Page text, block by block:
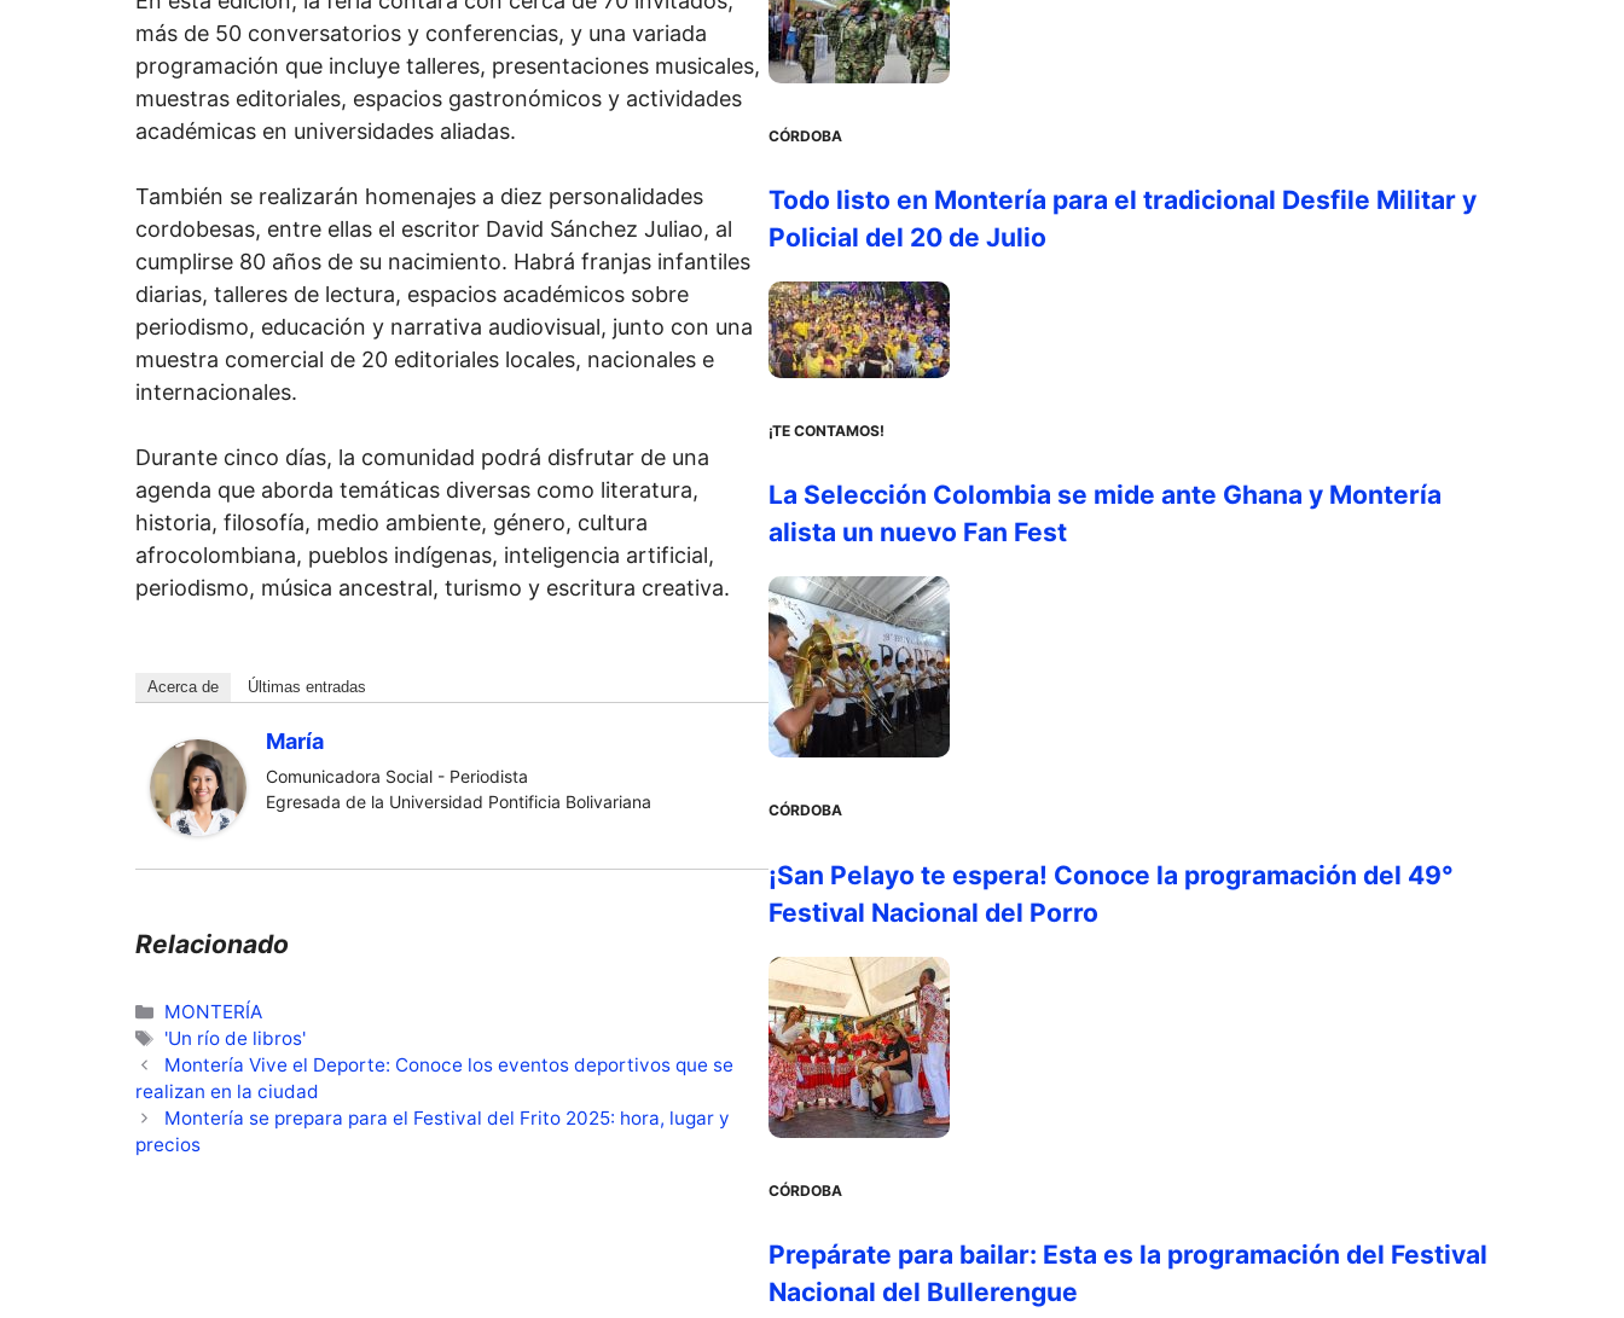
más de 50 conversatorios y conferencias, y una variada
programación que incluye talleres, presentaciones musicales,
muestras editoriales, espacios gastronómicos y actividades
académicas en universidades aliadas.
También se realizarán homenajes a diez personalidades
cordobesas, entre ellas el escritor David Sánchez Juliao, al
cumplirse 80 años de su nacimiento. Habrá franjas infantiles
diarias, talleres de lectura, espacios académicos sobre
periodismo, educación y narrativa audiovisual, junto con una
muestra comercial de 20 editoriales locales, nacionales e
internacionales.
Durante cinco días, la comunidad podrá disfrutar de una
agenda que aborda temáticas diversas como literatura,
historia, filosofía, medio ambiente, género, cultura
afrocolombiana, pueblos indígenas, inteligencia artificial,
periodismo, música ancestral, turismo y escritura creativa.
Acerca de Últimas entradas
María
Comunicadora Social - Periodista
Egresada de la Universidad Pontificia Bolivariana
Relacionado
Categorías
MONTERÍA
Etiquetas
'Un río de libros'
Montería Vive el Deporte: Conoce los eventos deportivos que se
realizan en la ciudad
Montería se prepara para el Festival del Frito 2025: hora, lugar y
precios
CÓRDOBA
Todo listo en Montería para el tradicional Desfile Militar y
Policial del 20 de Julio
¡TE CONTAMOS!
La Selección Colombia se mide ante Ghana y Montería
alista un nuevo Fan Fest
CÓRDOBA
¡San Pelayo te espera! Conoce la programación del 49°
Festival Nacional del Porro
CÓRDOBA
Prepárate para bailar: Esta es la programación del Festival
Nacional del Bullerengue